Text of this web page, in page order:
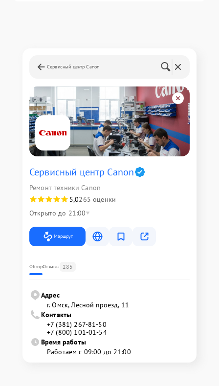
Сервисный центр Canon
Сервисный центр Canon
Ремонт техники Canon
5,0265 оценки
Открыто до 21:00
Маршрут
ОбзорОтзывы 285
Адрес
г. Омск, ​Лесной проезд, 11
Контакты
+7 (381) 267-81-50
+7 (800) 101-01-54
Время работы
Работаем с 09:00 до 21:00